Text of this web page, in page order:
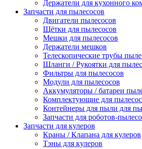
Держатели для кухонного
Запчасти для пылесосов
Двигатели пылесосов
Щётки для пылесосов
Мешки для пылесосов
Держатели мешков
Телескопические трубы
Шланги / Рукоятки для
Фильтры для пылесосов
Модули для пылесосов
Аккумуляторы / батареи
Комплектующие для
Контейнеры для пыли для
Запчасти для роботов-
Запчасти для кулеров
Краны / Клапана для кулеров
Тэны для кулеров